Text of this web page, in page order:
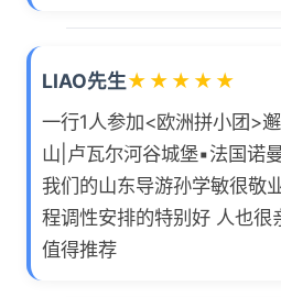
LIAO先生★ ★ ★ ★ ★
一行1人参加<欧洲拼小团>
山|卢瓦尔河谷城堡▪法国诺
我们的山东导游孙学敏很敬
程调性安排的特别好 人也很
值得推荐